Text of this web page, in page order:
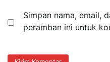
Simpan nama, email,
peramban ini untuk